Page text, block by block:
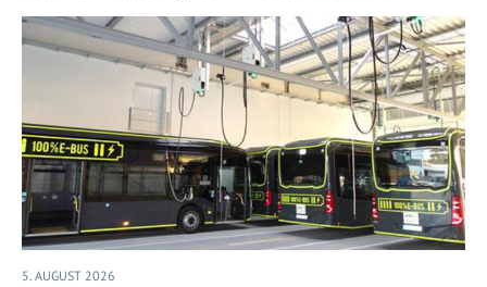
5. AUGUST 2026